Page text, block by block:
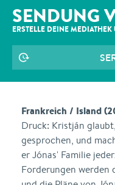
SENDUNG
ERSTELLE DEINE
Frankreich / Island
Druck: Kristján
gesprochen, und
er Jónas' Familie
Forderungen werden